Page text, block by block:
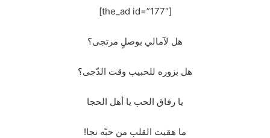
[the_ad id=”177″]
هل لآمالي بوصلٍ مرتجى؟
هل بزوره للحبيب وقت الدّجى؟
يا رفاق الحب يا أهل الحجا
ما هقيت القلب من حبّه نجا!